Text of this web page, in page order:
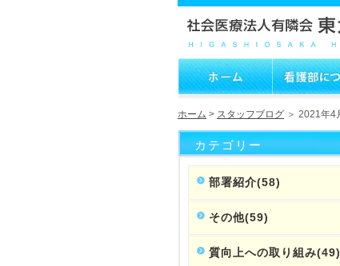
ホーム > スタッフブログ ＞ 2021年4
カテゴリー
部署紹介(58)
その他(59)
質向上への取り組み(49)